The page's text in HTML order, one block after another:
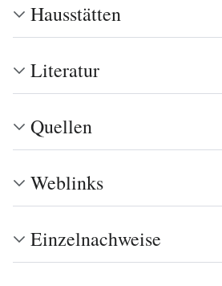
Hausstätten
Literatur
Quellen
Weblinks
Einzelnachweise